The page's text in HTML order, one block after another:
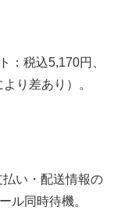
：税込5,170円、
り差あり）。
払い・配送情報の
ル同時待機。